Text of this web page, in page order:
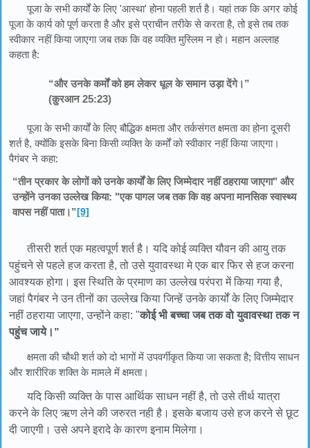
पूजा के सभी कार्यों के लिए 'आस्था' होना पहली शर्त है। यहां तक ​​कि अगर कोई
पूजा के कार्य को पूर्ण करता है और इसे प्राचीन तरीके से करता है, तो इसे तब तक
स्वीकार नहीं किया जाएगा जब तक कि वह व्यक्ति मुस्लिम न हो। महान अल्लाह
कहता है:
“और उनके कर्मों को हम लेकर धूल के समान उड़ा देंगे।”
(क़ुरआन 25:23)
पूजा के सभी कार्यों के लिए बौद्धिक क्षमता और तर्कसंगत क्षमता का होना दूसरी
शर्त है, क्योंकि इसके बिना किसी व्यक्ति के कर्मों को स्वीकार नहीं किया जाएगा।
पैगंबर ने कहा:
“तीन प्रकार के लोगों को उनके कार्यों के लिए जिम्मेदार नहीं ठहराया जाएगा" और
उन्होंने उनका उल्लेख किया: "एक पागल जब तक कि वह अपना मानसिक स्वास्थ्य
वापस नहीं पाता।”[9]
तीसरी शर्त एक महत्वपूर्ण शर्त है। यदि कोई व्यक्ति यौवन की आयु तक
पहुंचने से पहले हज करता है, तो उसे युवावस्था मे एक बार फिर से हज करना
आवश्यक होगा। इस स्थिति के प्रमाण का उल्लेख परंपरा में किया गया है,
जहां पैगंबर ने उन तीनों का उल्लेख किया जिन्हें उनके कार्यों के लिए जिम्मेदार
नहीं ठहराया जाएगा, उन्होंने कहा: "कोई भी बच्चा जब तक वो युवावस्था तक न
पहुंच जाये। ”
क्षमता की चौथी शर्त को दो भागों में उपवर्गीकृत किया जा सकता है; वित्तीय साधन
और शारीरिक शक्ति के मामले में क्षमता।
यदि किसी व्यक्ति के पास आर्थिक साधन नहीं है, तो उसे तीर्थ यात्रा
करने के लिए ऋण लेने की जरुरत नही है। इसके बजाय उसे हज करने से छूट
दी जाएगी। उसे अपने इरादे के कारण इनाम मिलेगा।